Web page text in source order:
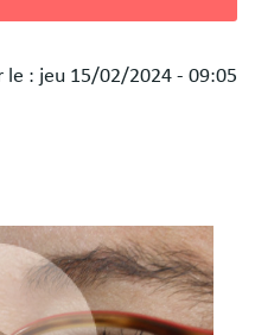
le : jeu 15/02/2024 - 09:05